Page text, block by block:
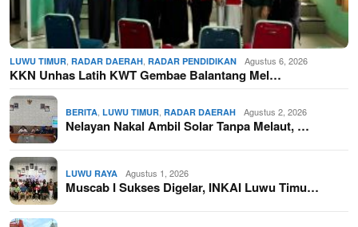
LUWU TIMUR RADAR DAERAH RADAR PENDIDIKAN Agustus 6, 2026
KKN Unhas Latih KWT Gembae Balantang Mel…
BERITA LUWU TIMUR RADAR DAERAH Agustus 2, 2026
Nelayan Nakal Ambil Solar Tanpa Melaut, …
LUWU RAYA Agustus 1, 2026
Muscab I Sukses Digelar, INKAI Luwu Timu…